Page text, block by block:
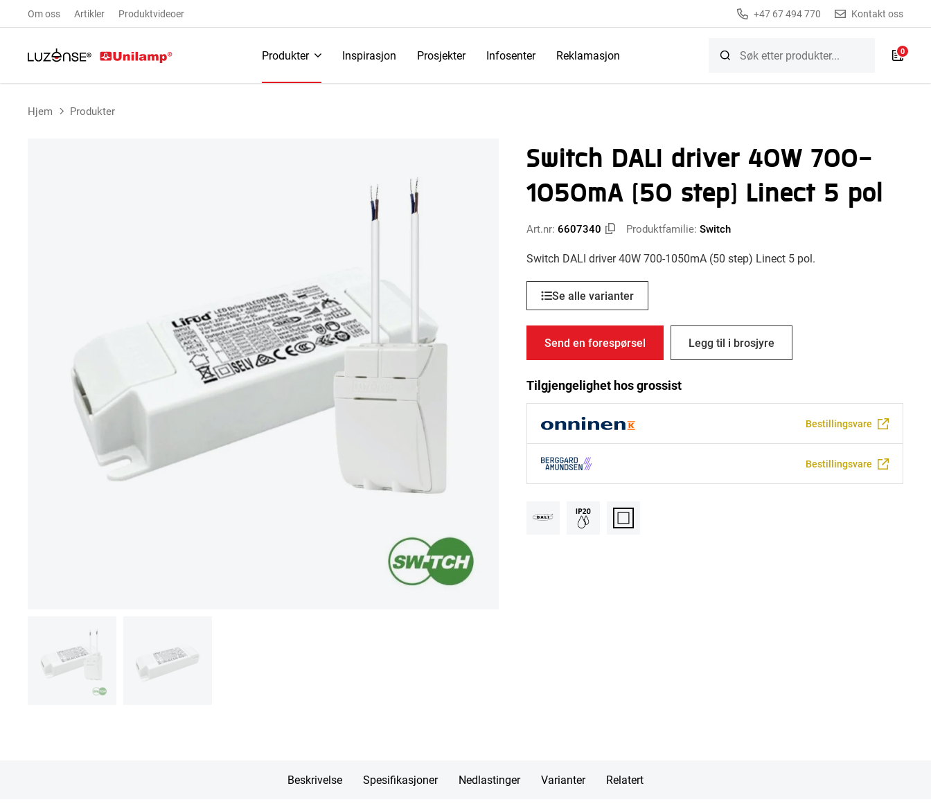
Om oss Artikler Produktvideoer +47 67 494 770 Kontakt oss
Produkter Inspirasjon Prosjekter Infosenter Reklamasjon 0
Hjem Produkter
Switch DALI driver 40W 700-
1050mA (50 step) Linect 5 pol
Art.nr: 6607340 Produktfamilie: Switch
Switch DALI driver 40W 700-1050mA (50 step) Linect 5 pol.
Se alle varianter
Send en forespørsel Legg til i brosjyre
Tilgjengelighet hos grossist
Bestillingsvare
Bestillingsvare
Beskrivelse Spesifikasjoner Nedlastinger Varianter Relatert